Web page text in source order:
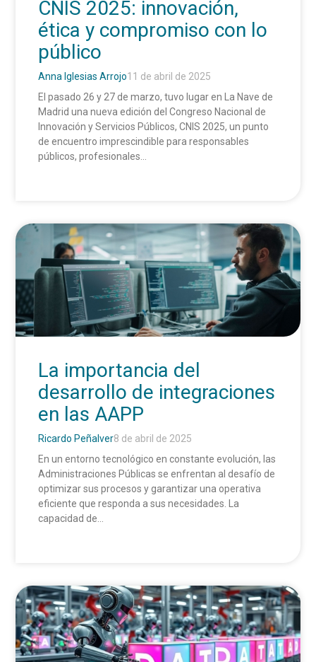
CNIS 2025: innovación,
ética y compromiso con lo
público
Anna Iglesias Arrojo11 de abril de 2025
El pasado 26 y 27 de marzo, tuvo lugar en La Nave de
Madrid una nueva edición del Congreso Nacional de
Innovación y Servicios Públicos, CNIS 2025, un punto
de encuentro imprescindible para responsables
públicos, profesionales...
La importancia del
desarrollo de integraciones
en las AAPP
Ricardo Peñalver8 de abril de 2025
En un entorno tecnológico en constante evolución, las
Administraciones Públicas se enfrentan al desafío de
optimizar sus procesos y garantizar una operativa
eficiente que responda a sus necesidades. La
capacidad de...